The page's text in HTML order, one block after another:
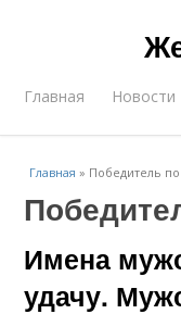
Главная Новости
Главная » Победитель
Имена
удачу.